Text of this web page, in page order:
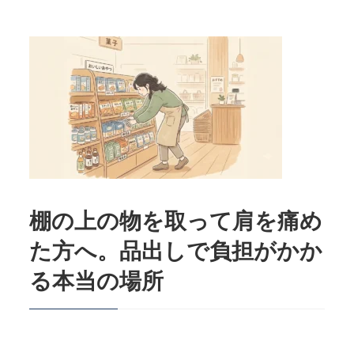
棚の上の物を取って肩を痛め
た方へ。品出しで負担がかか
る本当の場所